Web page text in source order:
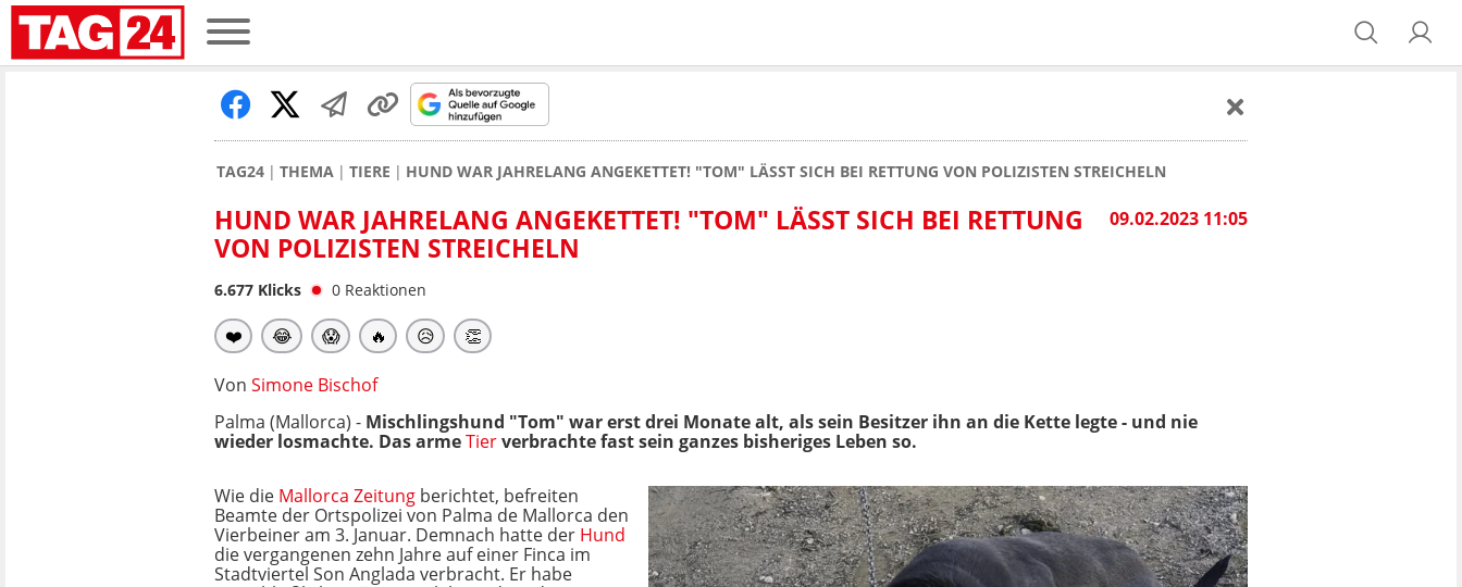
TAG24 THEMA TIERE HUND WAR JAHRELANG ANGEKETTET! "TOM" LÄSST SICH BEI RETTUNG VON POLIZISTEN STREICHELN
09.02.2023 11:05
HUND WAR JAHRELANG ANGEKETTET! "TOM" LÄSST SICH BEI RETTUNG
VON POLIZISTEN STREICHELN
6.677 Klicks 0 Reaktionen
❤️ 😂 😱 🔥 😥 👏
Von Simone Bischof
Palma (Mallorca) - Mischlingshund "Tom" war erst drei Monate alt, als sein Besitzer ihn an die Kette legte - und nie
wieder losmachte. Das armeTierverbrachte fast sein ganzes bisheriges Leben so.
Wie die Mallorca Zeitung berichtet, befreiten
Beamte der Ortspolizei von Palma de Mallorca den
Vierbeiner am 3. Januar. Demnach hatte der Hund
die vergangenen zehn Jahre auf einer Finca im
Stadtviertel Son Anglada verbracht. Er habe